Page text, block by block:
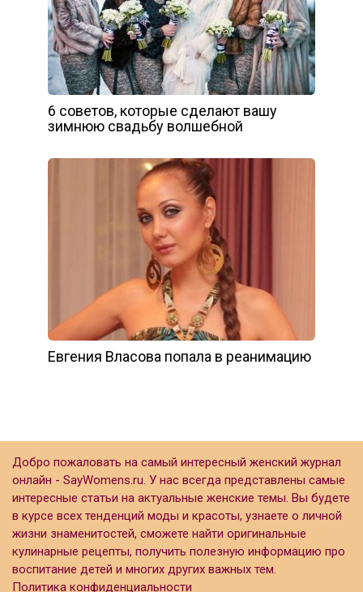
6 советов, которые сделают вашу
зимнюю свадьбу волшебной
Евгения Власова попала в реанимацию
Добро пожаловать на самый интересный женский журнал
онлайн - SayWomens.ru. У нас всегда представлены самые
интересные статьи на актуальные женские темы. Вы будете
в курсе всех тенденций моды и красоты, узнаете о личной
жизни знаменитостей, сможете найти оригинальные
кулинарные рецепты, получить полезную информацию про
воспитание детей и многих других важных тем.
Политика конфиденциальности